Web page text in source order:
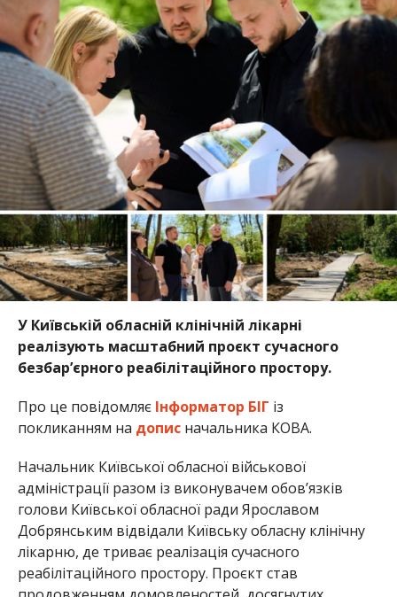
У Київській обласній клінічній лікарні
реалізують масштабний проєкт сучасного
безбар’єрного реабілітаційного простору.
Про це повідомляє Інформатор БІГ із
покликанням на дописначальника КОВА.
Начальник Київської обласної військової
адміністрації разом із виконувачем обов’язків
голови Київської обласної ради Ярославом
Добрянським відвідали Київську обласну клінічну
лікарню, де триває реалізація сучасного
реабілітаційного простору. Проєкт став